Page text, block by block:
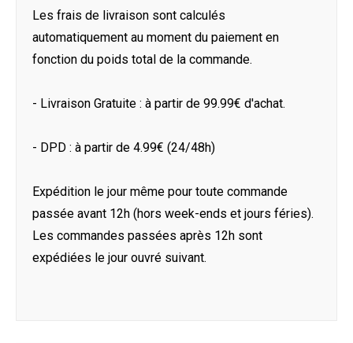
Les frais de livraison sont calculés
automatiquement au moment du paiement en
fonction du poids total de la commande.
- Livraison Gratuite : à partir de 99.99€ d'achat.
- DPD : à partir de 4.99€ (24/48h)
Expédition le jour même pour toute commande
passée avant 12h (hors week-ends et jours féries).
Les commandes passées après 12h sont
expédiées le jour ouvré suivant.